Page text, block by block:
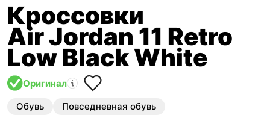
Кроссовки
Air Jordan 11 Retro
Low Black White
Оригинал
Обувь
Повседневная обувь